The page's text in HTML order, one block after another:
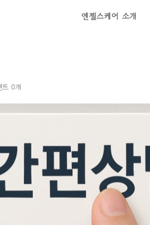
엔젤스케어 소개
트 0개